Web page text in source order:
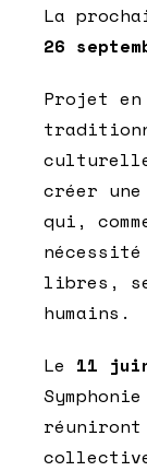
La
26
Projet en
créer
qui,
libres,
humains.
Le 11
réuniront